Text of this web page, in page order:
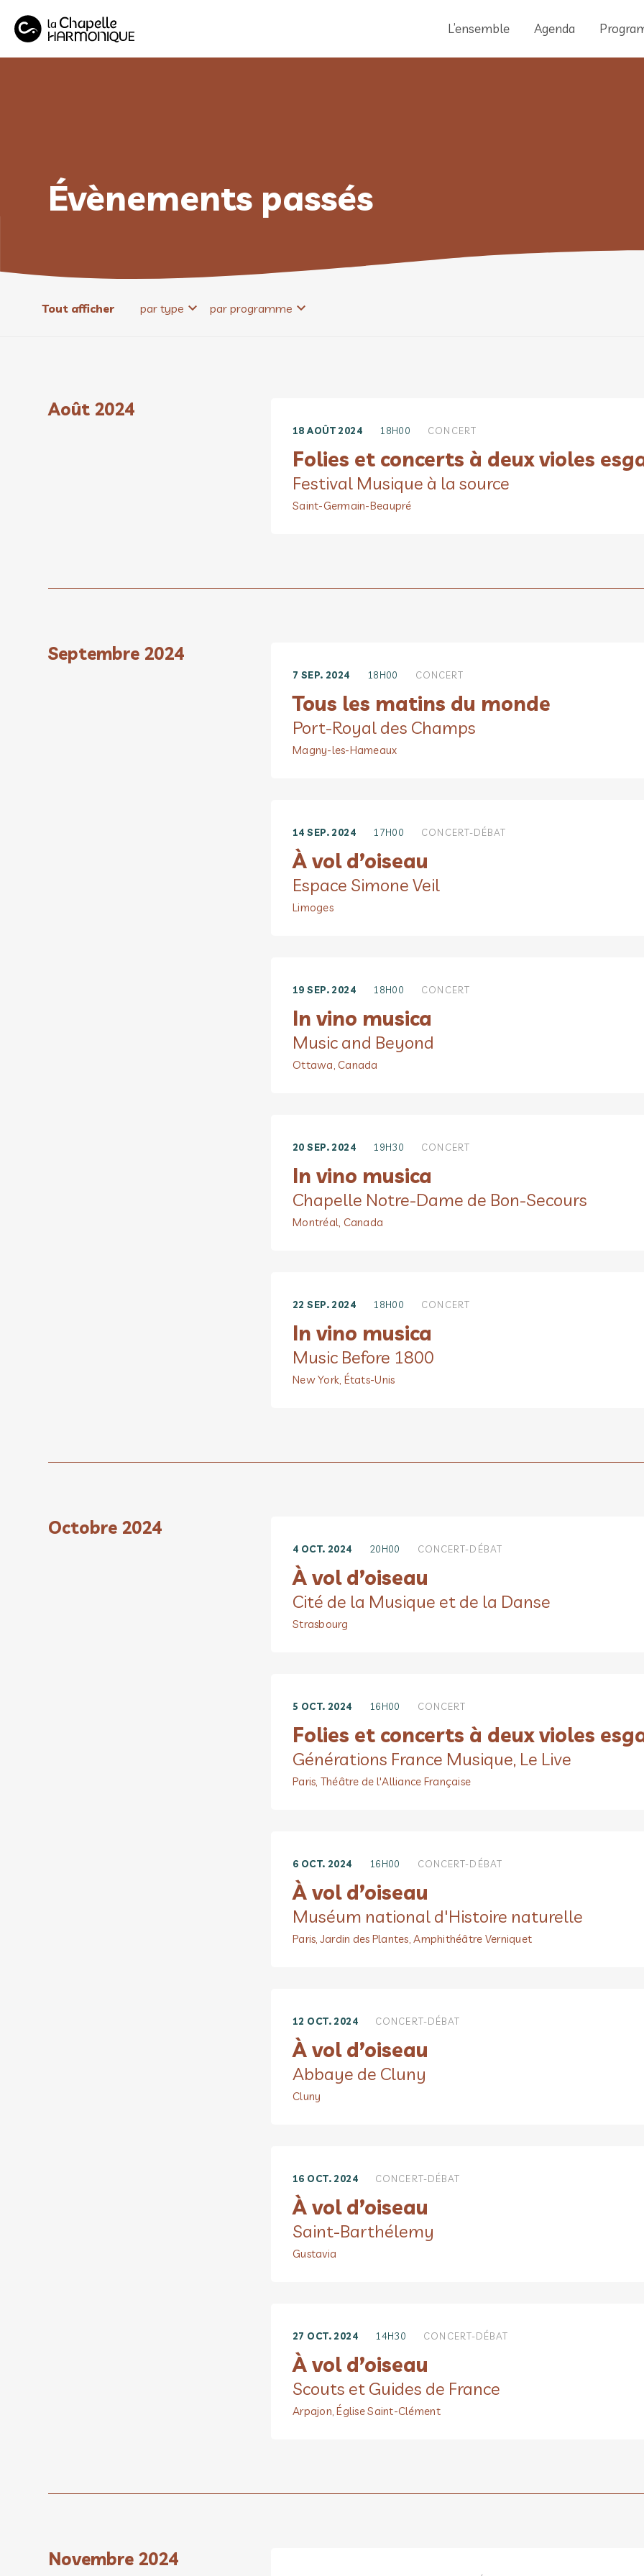
L’ensemble Agenda
Évènements passés
Tout afficher par type par programme
Août 2024
18 AOÛT 2024 18H00 CONCERT
Folies et concerts à deux violes
Festival Musique à la source
Saint-Germain-Beaupré
Septembre 2024
7 SEP. 2024 18H00 CONCERT
Tous les matins du monde
Port-Royal des Champs
Magny-les-Hameaux
14 SEP. 2024 17H00 CONCERT-DÉBAT
À vol d’oiseau
Espace Simone Veil
Limoges
19 SEP. 2024 18H00 CONCERT
In vino musica
Music and Beyond
Ottawa, Canada
20 SEP. 2024 19H30 CONCERT
In vino musica
Chapelle Notre-Dame de Bon-Secours
Montréal, Canada
22 SEP. 2024 18H00 CONCERT
In vino musica
Music Before 1800
New York, États-Unis
Octobre 2024
4 OCT. 2024 20H00 CONCERT-DÉBAT
À vol d’oiseau
Cité de la Musique et de la Danse
Strasbourg
5 OCT. 2024 16H00 CONCERT
Folies et concerts à deux violes
Générations France Musique, Le Live
Paris, Théâtre de l'Alliance Française
6 OCT. 2024 16H00 CONCERT-DÉBAT
À vol d’oiseau
Muséum national d'Histoire naturelle
Paris, Jardin des Plantes, Amphithéâtre Verniquet
12 OCT. 2024 CONCERT-DÉBAT
À vol d’oiseau
Abbaye de Cluny
Cluny
16 OCT. 2024 CONCERT-DÉBAT
À vol d’oiseau
Saint-Barthélemy
Gustavia
27 OCT. 2024 14H30 CONCERT-DÉBAT
À vol d’oiseau
Scouts et Guides de France
Arpajon, Église Saint-Clément
Novembre 2024